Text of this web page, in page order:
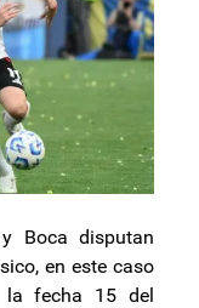
Boca disputan
en este caso
la fecha 15 del